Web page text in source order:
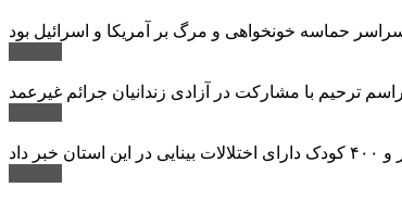
ترحیم با مشارکت در آزادی زندانیان جرائم غیرعمد